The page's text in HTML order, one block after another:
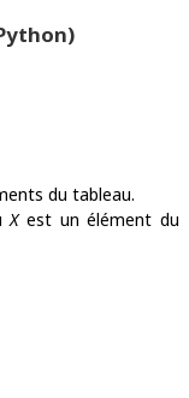
du tableau.
Xest un élément du